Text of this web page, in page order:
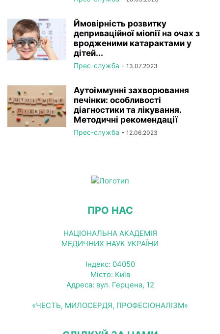
Ймовірність розвитку
деприваційної міопії на очах з
вродженими катарактами у
дітей...
Прес-служба - 13.07.2023
Аутоіммунні захворювання
печінки: особливості
діагностики та лікування.
Методичні рекомендації
Прес-служба - 12.06.2023
ПРО НАС
НАЦІОНАЛЬНА АКАДЕМІЯ
МЕДИЧНИХ НАУК УКРАЇНИ
Індекс: 04050
Місто: Київ
Адреса: вул. Герцена, 12
«ЧЕСТЬ, МИЛОСЕРДЯ, ПРОФЕСІОНАЛІЗМ»